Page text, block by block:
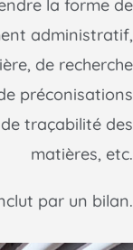
la forme de
administratif,
de recherche
préconisations
traçabilité des
matières, etc.
par un bilan.